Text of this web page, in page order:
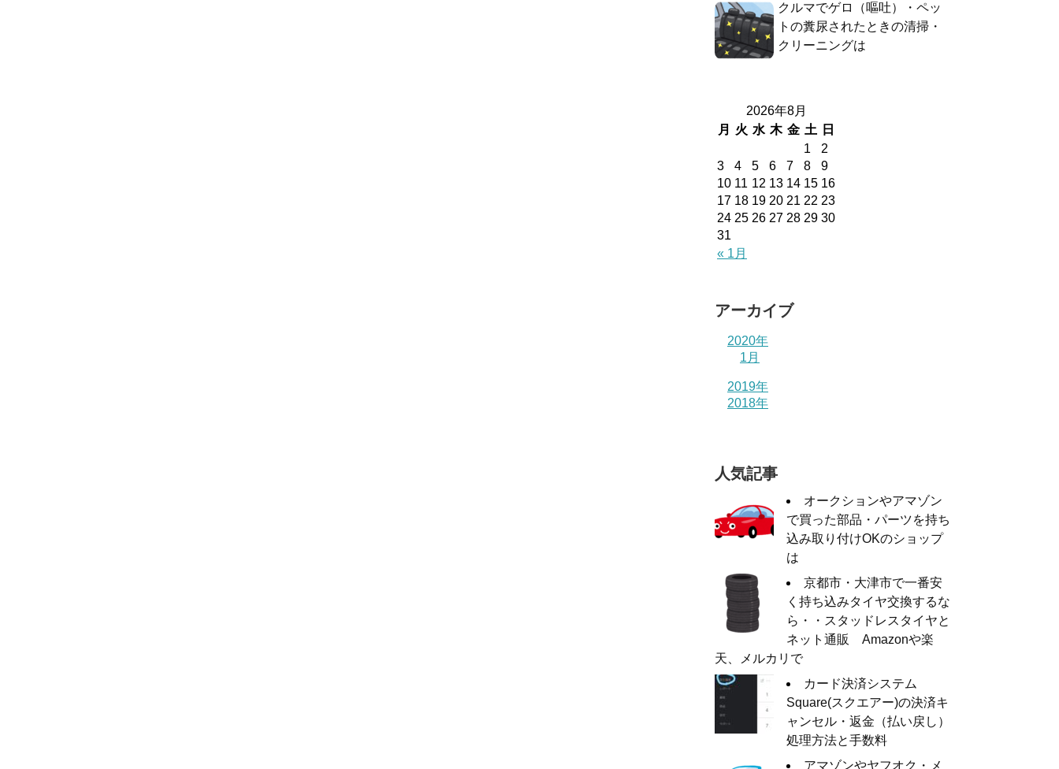
クルマでゲロ（嘔吐）・ペッ
トの糞尿されたときの清掃・
クリーニングは
2026年8月
月
火 水 木 金 土 日
« 1月
1
2
3
4 5 6 7 8
9
10 11 12 13 14 15 16
17 18 19 20 21 22 23
24 25 26 27 28 29 30
31
アーカイブ
2020年
1月
2019年
2018年
人気記事
オークションやアマゾン
で買った部品・パーツを持ち
込み取り付けOKのショップ
は
京都市・大津市で一番安
く持ち込みタイヤ交換するな
ら・・スタッドレスタイヤと
ネット通販 Amazonや楽
天、メルカリで
カード決済システム
Square(スクエアー)の決済キ
ャンセル・返金（払い戻し）
処理方法と手数料
アマゾンやヤフオク・メ